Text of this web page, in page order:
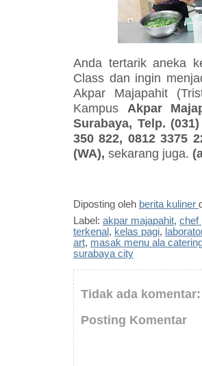
Anda tertarik aneka
Class dan ingin
Akpar Majapahit
Kampus Akpar
Surabaya, Telp.
350 822, 0812 3375
(WA), sekarang juga.
Diposting oleh berita kuliner
Label: akpar majapahit, chef
terkenal, kelas pagi,
art, masak menu ala
surabaya city
Tidak ada komentar:
Posting Komentar